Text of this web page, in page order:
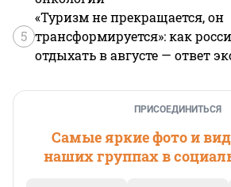
5
«Туризм не прекращается, он
трансформируется»: как
отдыхать в августе — ответ
ПРИСОЕДИНИТЬСЯ
Самые яркие фото и
наших группах в